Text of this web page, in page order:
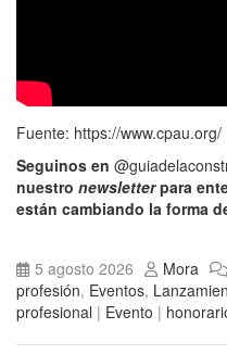
Fuente: https://www.cpau.org/
Seguinos en
nuestro newsletterpara
están cambiando la forma
5 agosto 2026 Mora
profesión, Eventos,
profesional | Evento |